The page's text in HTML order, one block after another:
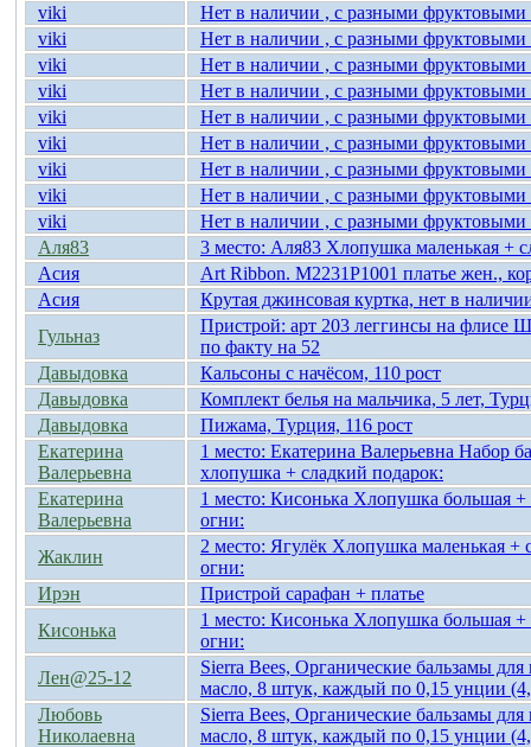
viki
Нет в наличии , с разными фруктовыми
viki
Нет в наличии , с разными фруктовыми
viki
Нет в наличии , с разными фруктовыми
viki
Нет в наличии , с разными фруктовыми
viki
Нет в наличии , с разными фруктовыми
viki
Нет в наличии , с разными фруктовыми
viki
Нет в наличии , с разными фруктовыми
viki
Нет в наличии , с разными фруктовыми
viki
Нет в наличии , с разными фруктовыми
Аля83
3 место: Аля83 Хлопушка маленькая +
Асия
Art Ribbon. М2231Р1001 платье жен.,
Асия
Крутая джинсовая куртка, нет в
Гульназ
Пристрой: арт 203 леггинсы на флисе
по факту на 52
Давыдовка
Кальсоны с начёсом, 110 рост
Давыдовка
Комплект белья на мальчика, 5 лет,
Давыдовка
Пижама, Турция, 116 рост
Екатерина
Валерьевна
1 место: Екатерина Валерьевна Набор
хлопушка + сладкий подарок:
Екатерина
Валерьевна
1 место: Кисонька Хлопушка большая +
огни:
Жаклин
2 место: Ягулёк Хлопушка маленькая +
огни:
Ирэн
Пристрой сарафан + платье
Кисонька
1 место: Кисонька Хлопушка большая +
огни:
Лен@25-12
Sierra Bees, Органические бальзамы
масло, 8 штук, каждый по 0,15 унции
Любовь
Николаевна
Sierra Bees, Органические бальзамы
масло, 8 штук, каждый по 0,15 унции